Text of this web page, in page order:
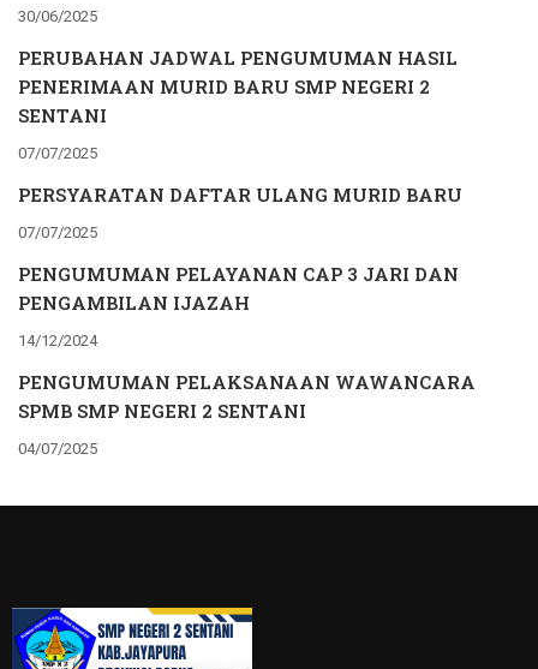
30/06/2025
PERUBAHAN JADWAL PENGUMUMAN HASIL
PENERIMAAN MURID BARU SMP NEGERI 2
SENTANI
07/07/2025
PERSYARATAN DAFTAR ULANG MURID BARU
07/07/2025
PENGUMUMAN PELAYANAN CAP 3 JARI DAN
PENGAMBILAN IJAZAH
14/12/2024
PENGUMUMAN PELAKSANAAN WAWANCARA
SPMB SMP NEGERI 2 SENTANI
04/07/2025